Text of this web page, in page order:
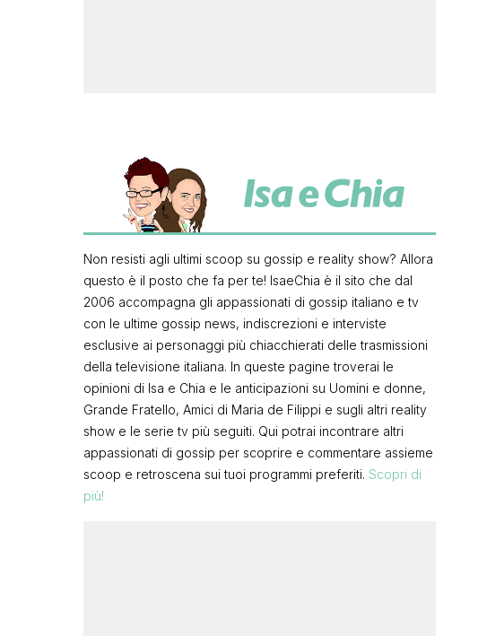
Non resisti agli ultimi scoop su gossip e reality show? Allora
questo è il posto che fa per te! IsaeChia è il sito che dal
2006 accompagna gli appassionati di gossip italiano e tv
con le ultime gossip news, indiscrezioni e interviste
esclusive ai personaggi più chiacchierati delle trasmissioni
della televisione italiana. In queste pagine troverai le
opinioni di Isa e Chia e le anticipazioni su Uomini e donne,
Grande Fratello, Amici di Maria de Filippi e sugli altri reality
show e le serie tv più seguiti. Qui potrai incontrare altri
appassionati di gossip per scoprire e commentare assieme
scoop e retroscena sui tuoi programmi preferiti. Scopri di
più!